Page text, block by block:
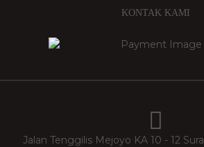
KONTAK KAMI
Jalan Tenggilis Mejoyo KA 10 - 12